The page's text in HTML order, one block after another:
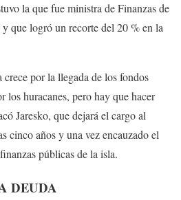
la que fue ministra de Finanzas de
que logró un recorte del 20 % en la
por la llegada de los fondos
los huracanes, pero hay que hacer
Jaresko, que dejará el cargo al
cinco años y una vez encauzado el
públicas de la isla.
DEUDA